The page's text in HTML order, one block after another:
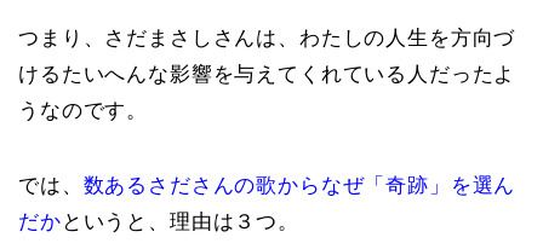
つまり、さだまさしさんは、わたしの人生を方向づ
けるたいへんな影響を与えてくれている人だったよ
うなのです。
では、 数あるさださんの歌からなぜ「奇跡」を選ん
だか というと、理由は３つ。